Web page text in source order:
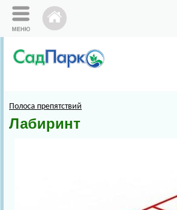
Полоса препятствий
Лабиринт